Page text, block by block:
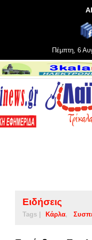
Πέμπτη, 6
Ειδήσεις
Tags | Κάρλα